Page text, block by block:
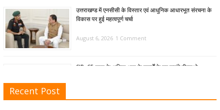
उत्तराखण्ड में एनसीसी के विस्तार एवं आधुनिक आधारभूत संरचना के
विकास पर हुई महत्वपूर्ण चर्चा
August 6, 2026 1 Comment
SIR: 65 साल के अधिक आयु के बुजुर्गों के घर जाएंगे बीएलओ
Recent Post